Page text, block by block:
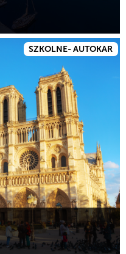
SZKOLNE- AUTOKAR